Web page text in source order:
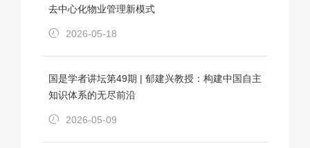
去中心化物业管理新模式
2026-05-18
国是学者讲坛第49期 | 郁建兴教授：构建中国自主
知识体系的无尽前沿
2026-05-09